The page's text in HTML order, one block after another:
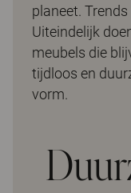
planeet.
Uiteindelijk
meubels die
tijdloos en
vorm.